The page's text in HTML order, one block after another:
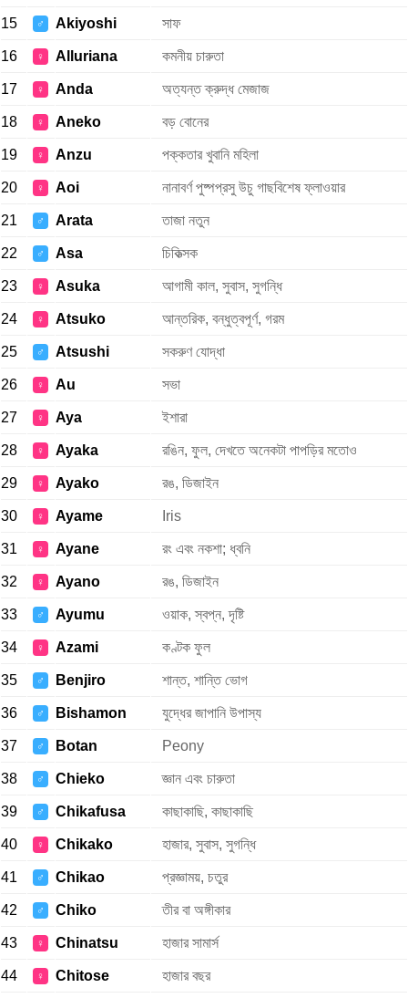
15 ♂ Akiyoshi সাফ
16 ♀ Alluriana কমনীয় চারুতা
17 ♀ Anda অত্যন্ত ক্রুদ্ধ মেজাজ
18 ♀ Aneko বড় বোনের
19 ♀ Anzu পক্কতার খুবানি মহিলা
20 ♀ Aoi নানাবর্ণ পুষ্পপ্রসু উচু গাছবিশেষ ফ্লাওয়ার
21 ♂ Arata তাজা নতুন
22 ♂ Asa চিকিত্সক
23 ♀ Asuka আগামী কাল, সুবাস, সুগন্ধি
24 ♀ Atsuko আন্তরিক, বন্ধুত্বপূর্ণ, গরম
25 ♂ Atsushi সকরুণ যোদ্ধা
26 ♀ Au সভা
27 ♀ Aya ইশারা
28 ♀ Ayaka রঙিন, ফুল, দেখতে অনেকটা পাপড়ির মতোও
29 ♀ Ayako রঙ, ডিজাইন
30 ♀ Ayame Iris
31 ♀ Ayane রং এবং নকশা; ধ্বনি
32 ♀ Ayano রঙ, ডিজাইন
33 ♂ Ayumu ওয়াক, স্বপ্ন, দৃষ্টি
34 ♀ Azami কণ্টক ফুল
35 ♂ Benjiro শান্ত, শান্তি ভোগ
36 ♂ Bishamon যুদ্ধের জাপানি উপাস্য
37 ♂ Botan Peony
38 ♂ Chieko জ্ঞান এবং চারুতা
39 ♂ Chikafusa কাছাকাছি, কাছাকাছি
40 ♀ Chikako হাজার, সুবাস, সুগন্ধি
41 ♂ Chikao প্রজ্ঞাময়, চতুর
42 ♂ Chiko তীর বা অঙ্গীকার
43 ♀ Chinatsu হাজার সামার্স
44 ♀ Chitose হাজার বছর